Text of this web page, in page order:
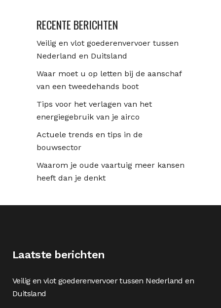
RECENTE BERICHTEN
Veilig en vlot goederenvervoer tussen
Nederland en Duitsland
Waar moet u op letten bij de aanschaf
van een tweedehands boot
Tips voor het verlagen van het
energiegebruik van je airco
Actuele trends en tips in de
bouwsector
Waarom je oude vaartuig meer kansen
heeft dan je denkt
Laatste berichten
Veilig en vlot goederenvervoer tussen Nederland en
Duitsland